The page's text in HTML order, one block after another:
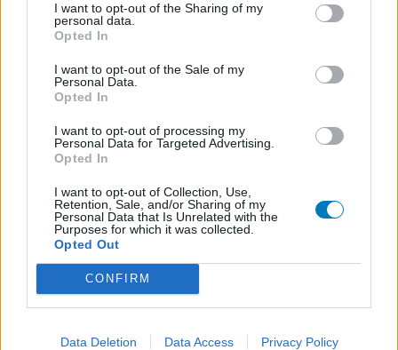
I want to opt-out of the Sharing of my
personal data.
Opted In
I want to opt-out of the Sale of my
Personal Data.
Opted In
I want to opt-out of processing my
Personal Data for Targeted Advertising.
Opted In
I want to opt-out of Collection, Use,
Retention, Sale, and/or Sharing of my
Personal Data that Is Unrelated with the
Purposes for which it was collected.
Opted Out
CONFIRM
Data Deletion Data Access Privacy Policy
Effectiviteit
Bijwerkingen
duizeligheid
Ik heb 2 jaar Duloxetine geslikt. 120mg. Ivm met
terugkerende klachten, mij niet meer happy voelen en
de ziekte van Crohn nu sinds vorige week Duloxetine
afbouwen en Sertraline opbouwen. Vorige week
begonnen met 50mg Sertraline en 60mg Duloxetine.
Vandaag op hogen naar 100mg Sertraline. En Duloxetine
stoppen. Dit gebeurt iom MDL arts en mijn psychiater. Ze
zijn van me[lees meer...]